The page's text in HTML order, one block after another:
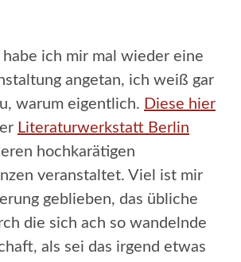
habe ich mir mal wieder eine
angetan, ich weiß gar
warum eigentlich. Diese hier
Literaturwerkstatt Berlin
hochkarätigen
veranstaltet. Viel ist mir
geblieben, das übliche
die sich ach so wandelnde
als sei das irgend etwas